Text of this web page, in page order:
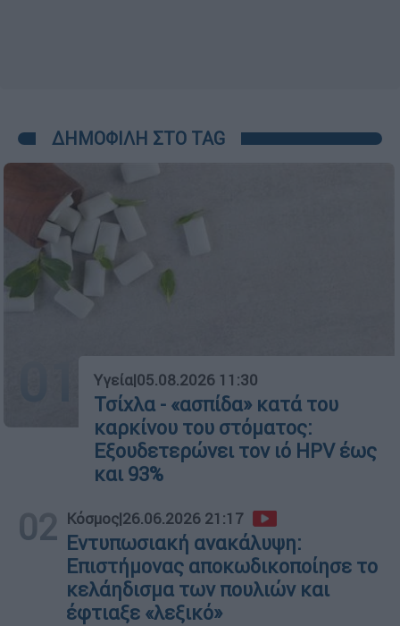
ΔΗΜΟΦΙΛΗ ΣΤΟ TAG
Υγεία|05.08.2026 11:30
Τσίχλα - «ασπίδα» κατά του
καρκίνου του στόματος:
Εξουδετερώνει τον ιό HPV έως
και 93%
02 Κόσμος|26.06.2026 21:17
Εντυπωσιακή ανακάλυψη:
Επιστήμονας αποκωδικοποίησε το
κελάηδισμα των πουλιών και
έφτιαξε «λεξικό»